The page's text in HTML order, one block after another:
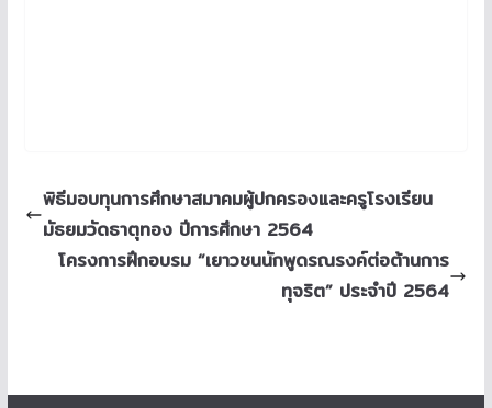
พิธีมอบทุนการศึกษาสมาคมผู้ปกครองและครูโรงเรียน
มัธยมวัดธาตุทอง ปีการศึกษา 2564
โครงการฝึกอบรม “เยาวชนนักพูดรณรงค์ต่อต้านการ
ทุจริต” ประจำปี 2564